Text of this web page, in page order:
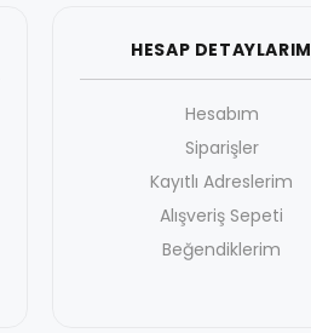
HESAP DETAYLARIM
Hesabım
Siparişler
Kayıtlı Adreslerim
Alışveriş Sepeti
Beğendiklerim